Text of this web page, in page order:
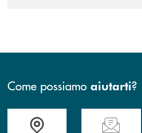
Come possiamo aiutarti?
Accedi all' elenco completo delle filiali .
Hai bisogno di